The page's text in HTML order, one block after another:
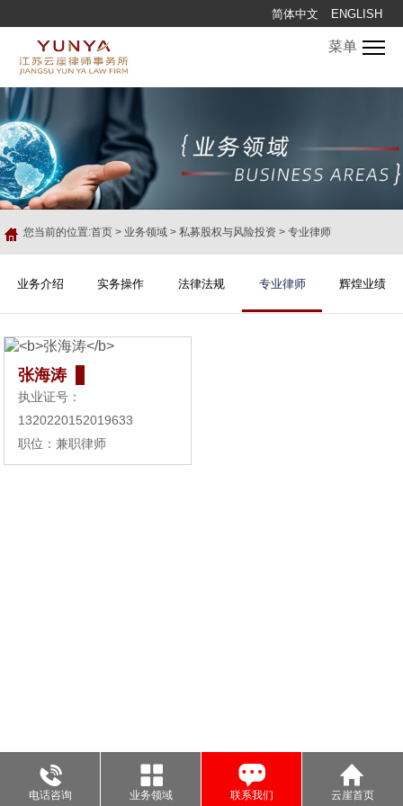
简体中文 ENGLISH
菜单
您当前的位置:首页 > 业务领域 > 私募股权与风险投资 > 专业律师
业务介绍 实务操作 法律法规 专业律师 辉煌业绩
张海涛
执业证号：
1320220152019633
职位：兼职律师
电话咨询 业务领域 联系我们 云崖首页